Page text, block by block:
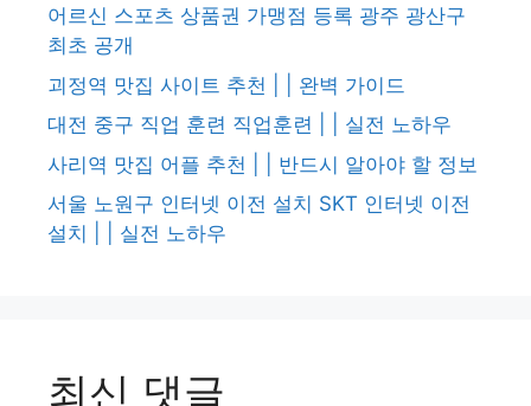
어르신 스포츠 상품권 가맹점 등록 광주 광산구
최초 공개
괴정역 맛집 사이트 추천 | | 완벽 가이드
대전 중구 직업 훈련 직업훈련 | | 실전 노하우
사리역 맛집 어플 추천 | | 반드시 알아야 할 정보
서울 노원구 인터넷 이전 설치 SKT 인터넷 이전
설치 | | 실전 노하우
최신 댓글